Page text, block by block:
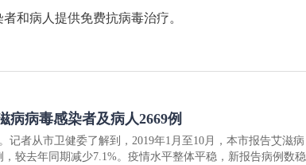
和病人提供免费抗病毒治疗。
病病毒感染者及病人2669例
记者从市卫健委了解到，2019年1月至10月，本市报告艾滋病
，较去年同期减少7.1%。疫情水平整体平稳，新报告病例数稳